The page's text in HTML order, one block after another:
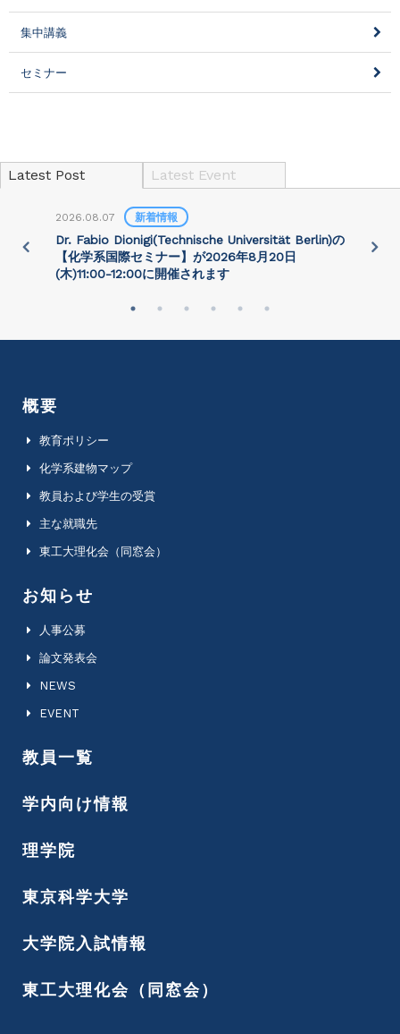
集中講義
セミナー
Latest Post Latest Event
2026.08.07 新着情報
Dr. Fabio Dionigi(Technische Universität Berlin)の
【化学系国際セミナー】が2026年8⽉20⽇
(⽊)11:00-12:00に開催されます
概要
教育ポリシー
化学系建物マップ
教員および学生の受賞
主な就職先
東工大理化会（同窓会）
お知らせ
人事公募
論文発表会
NEWS
EVENT
教員一覧
学内向け情報
理学院
東京科学大学
大学院入試情報
東工大理化会（同窓会）